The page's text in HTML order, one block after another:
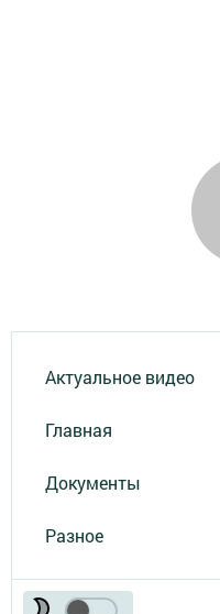
Актуальное видео
Главная
Документы
Разное